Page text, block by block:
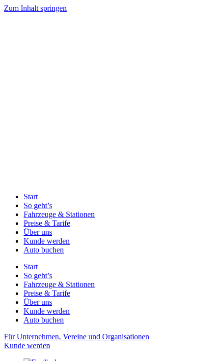
Zum Inhalt springen
Start
So geht’s
Fahrzeuge & Stationen
Preise & Tarife
Über uns
Kunde werden
Auto buchen
Start
So geht’s
Fahrzeuge & Stationen
Preise & Tarife
Über uns
Kunde werden
Auto buchen
Für Unternehmen, Vereine und Organisationen
Kunde werden